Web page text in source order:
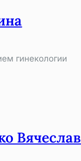
гинекологии
Вячеслав